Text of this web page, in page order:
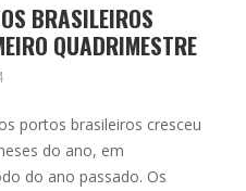
BRASILEIROS
QUADRIMESTRE
portos brasileiros cresceu
do ano, em
do ano passado. Os